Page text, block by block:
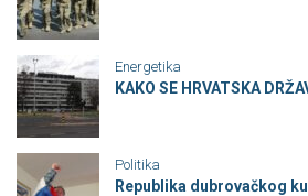
Energetika
KAKO SE HRVATSKA
Politika
Republika dubrovačkog